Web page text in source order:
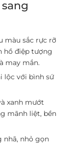
màu sắc rực rỡ
hồ điệp tượng
may mắn.
lộc với bình sứ
xanh mướt
mãnh liệt, bền
nhã, nhỏ gọn